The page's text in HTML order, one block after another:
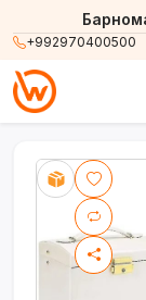
+992970400500